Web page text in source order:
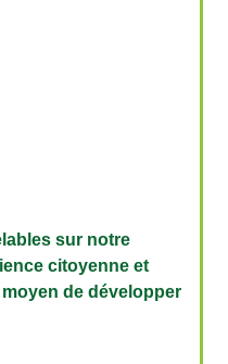
sur notre
citoyenne et
de développer